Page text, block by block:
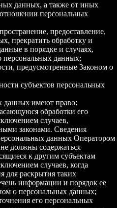
данных, а также от иных
персональных
предоставление,
прекратить обработку и
в порядке и случаях,
персональных данных;
предусмотренные Законом о
субъектов персональных
данных имеют право:
обработки его
случаев,
законами. Сведения
данных Оператором
должны содержаться
к другим субъектам
случаев, когда
для раскрытия таких
информации и порядок ее
о персональных данных;
его персональных